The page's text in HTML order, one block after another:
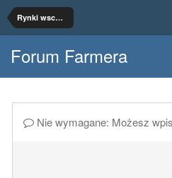
Rynki wschodnie
Forum Farmera
Nie wymagane: Możesz